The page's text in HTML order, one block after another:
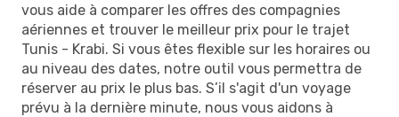
vous aide à comparer les offres des compagnies
aériennes et trouver le meilleur prix pour le trajet
Tunis - Krabi. Si vous êtes flexible sur les horaires ou
au niveau des dates, notre outil vous permettra de
réserver au prix le plus bas. S’il s'agit d'un voyage
prévu à la dernière minute, nous vous aidons à